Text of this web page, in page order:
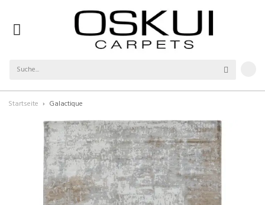
Startseite Galactique